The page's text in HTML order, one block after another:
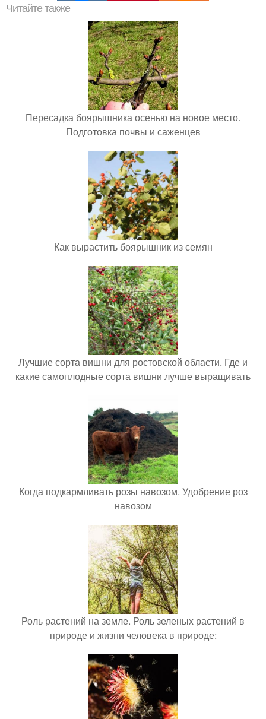
Читайте также
Пересадка боярышника осенью на новое место.
Подготовка почвы и саженцев
Как вырастить боярышник из семян
Лучшие сорта вишни для ростовской области. Где и
какие самоплодные сорта вишни лучше выращивать
Когда подкармливать розы навозом. Удобрение роз
навозом
Роль растений на земле. Роль зеленых растений в
природе и жизни человека в природе: